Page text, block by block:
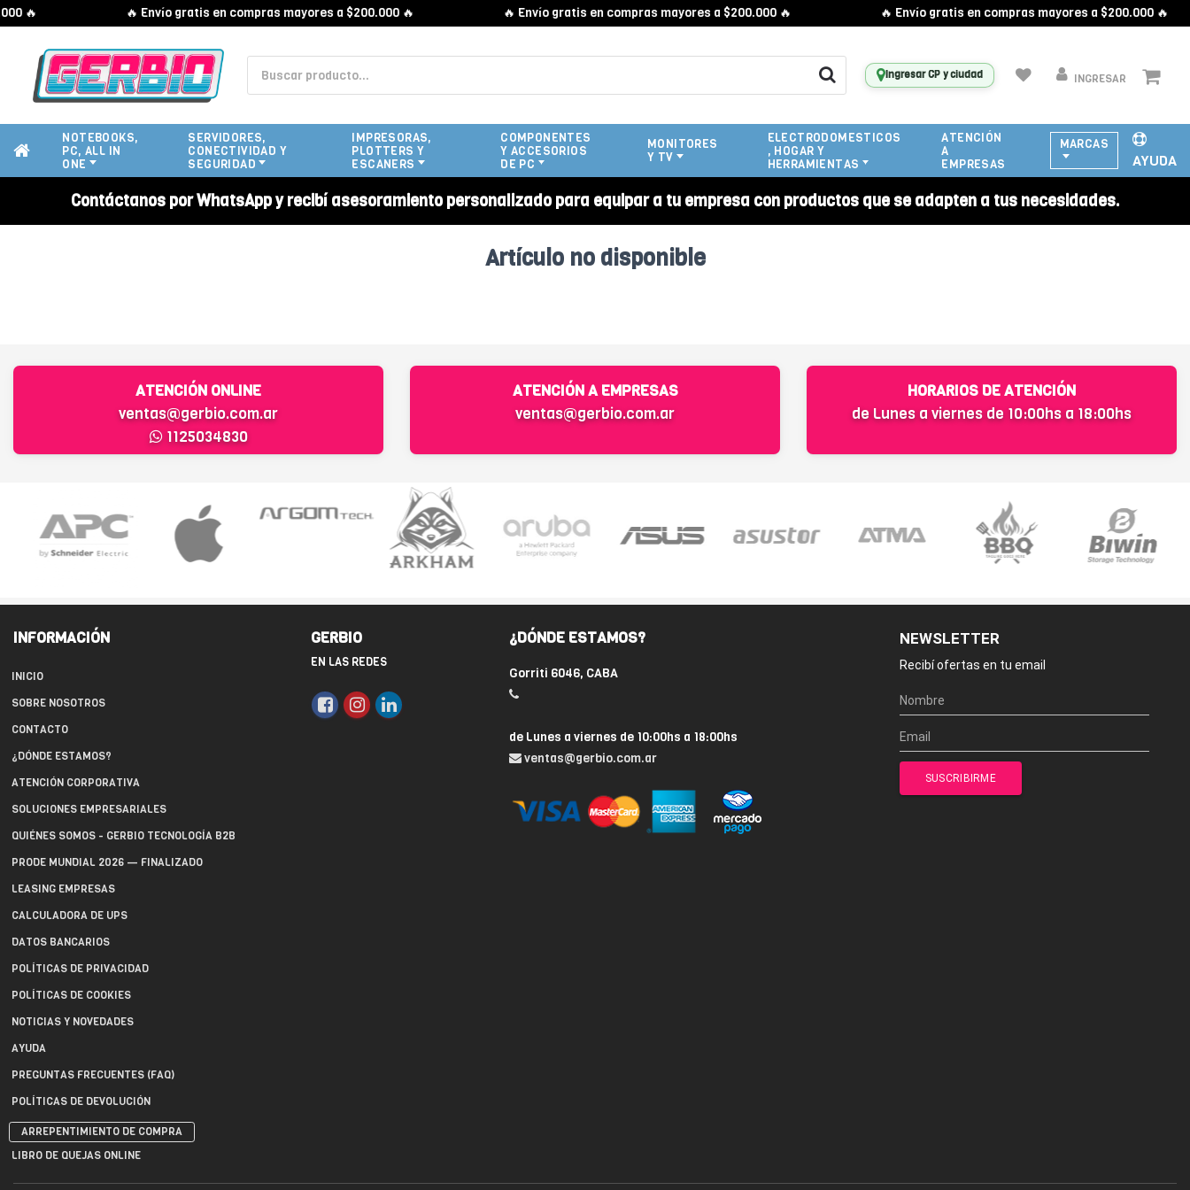
🔥 🔥 Envío gratis en compras mayores a $200.000 🔥 🔥 Envío gratis en compras mayores a $200.000 🔥 🔥 Envío gratis en compras mayores a $200.000 🔥
Ingresar CP y ciudad INGRESAR
NOTEBOOKS,
PC, ALL IN
ONE
SERVIDORES,
CONECTIVIDAD Y
SEGURIDAD
IMPRESORAS,
PLOTTERS Y
ESCANERS
COMPONENTES
Y ACCESORIOS
DE PC
MONITORES
Y TV
ELECTRODOMESTICOS
, HOGAR Y
HERRAMIENTAS
ATENCIÓN
A
EMPRESAS
MARCAS
AYUDA
Contáctanos por WhatsApp y recibí asesoramiento personalizado para equipar a tu empresa con productos que se adapten a tus necesidades.
Artículo no disponible
ATENCIÓN ONLINE
ventas@gerbio.com.ar
1125034830
ATENCIÓN A EMPRESAS
ventas@gerbio.com.ar
HORARIOS DE ATENCIÓN
de Lunes a viernes de 10:00hs a 18:00hs
INFORMACIÓN
INICIO
SOBRE NOSOTROS
CONTACTO
¿DÓNDE ESTAMOS?
ATENCIÓN CORPORATIVA
SOLUCIONES EMPRESARIALES
QUIÉNES SOMOS - GERBIO TECNOLOGÍA B2B
PRODE MUNDIAL 2026 — FINALIZADO
LEASING EMPRESAS
CALCULADORA DE UPS
DATOS BANCARIOS
POLÍTICAS DE PRIVACIDAD
POLÍTICAS DE COOKIES
NOTICIAS Y NOVEDADES
AYUDA
PREGUNTAS FRECUENTES (FAQ)
POLÍTICAS DE DEVOLUCIÓN
ARREPENTIMIENTO DE COMPRA
LIBRO DE QUEJAS ONLINE
GERBIO
EN LAS REDES
¿DÓNDE ESTAMOS?
Gorriti 6046, CABA
de Lunes a viernes de 10:00hs a 18:00hs
ventas@gerbio.com.ar
NEWSLETTER
Recibí ofertas en tu email